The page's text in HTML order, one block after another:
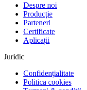
Despre noi
Producție
Parteneri
Certificate
Aplicații
Juridic
Confidențialitate
Politica cookies